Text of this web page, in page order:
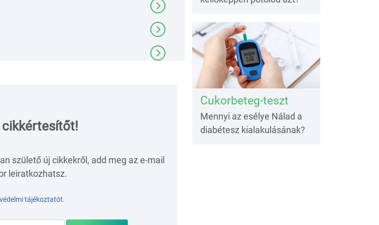
cikkértesítőt!
születő új cikkekről, add meg az e-mail
leiratkozhatsz.
tájékoztatót.
Cukorbeteg-teszt
Mennyi az esélye Nálad a
diabétesz kialakulásának?